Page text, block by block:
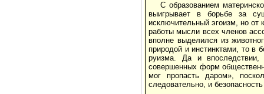
С образованием
выигрывает в борьбе за
исключительный эгоизм, но от
работы мысли всех членов
вполне выделился из
природой и инстинктами, то в
руизма. Да и
совершенных форм
мог пропасть даром»,
следовательно, и